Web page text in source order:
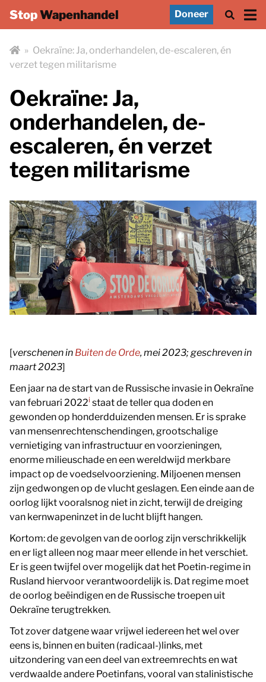
StopWapenhandel Doneer
» Oekraïne: Ja, onderhandelen, de-escaleren, én
verzet tegen militarisme
Oekraïne: Ja,
onderhandelen, de-
escaleren, én verzet
tegen militarisme
[verschenen in Buiten de Orde, mei 2023; geschreven in
maart 2023]
Een jaar na de start van de Russische invasie in Oekraïne
van februari 2022i staat de teller qua doden en
gewonden op honderdduizenden mensen. Er is sprake
van mensenrechtenschendingen, grootschalige
vernietiging van infrastructuur en voorzieningen,
enorme milieuschade en een wereldwijd merkbare
impact op de voedselvoorziening. Miljoenen mensen
zijn gedwongen op de vlucht geslagen. Een einde aan de
oorlog lijkt vooralsnog niet in zicht, terwijl de dreiging
van kernwapeninzet in de lucht blijft hangen.
Kortom: de gevolgen van de oorlog zijn verschrikkelijk
en er ligt alleen nog maar meer ellende in het verschiet.
Er is geen twijfel over mogelijk dat het Poetin-regime in
Rusland hiervoor verantwoordelijk is. Dat regime moet
de oorlog beëindigen en de Russische troepen uit
Oekraïne terugtrekken.
Tot zover datgene waar vrijwel iedereen het wel over
eens is, binnen en buiten (radicaal-)links, met
uitzondering van een deel van extreemrechts en wat
verdwaalde andere Poetinfans, vooral van stalinistische